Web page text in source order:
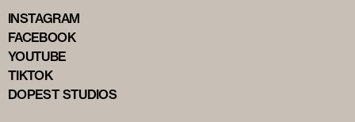
INSTAGRAM
FACEBOOK
YOUTUBE
TIKTOK
DOPEST STUDIOS